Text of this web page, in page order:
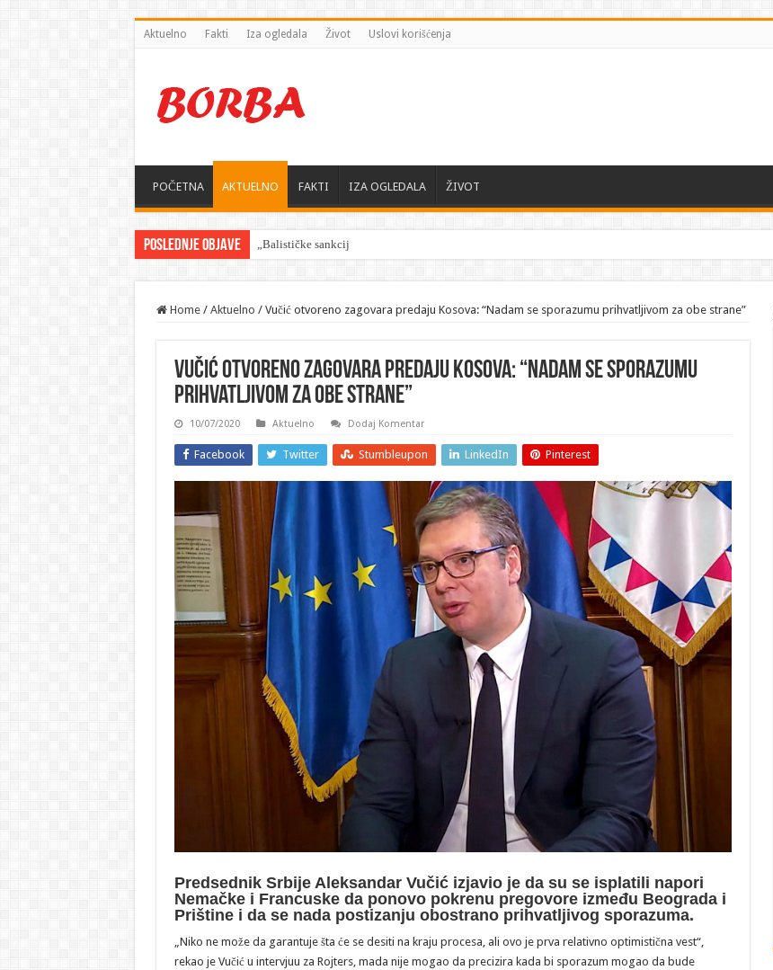
Aktuelno Fakti Iza ogledala Život Uslovi korišćenja
POČETNA AKTUELNO FAKTI IZA OGLEDALA ŽIVOT
Poslednje objave „Balističke sankcije“ — Zelenski zahteva od EU zaštiti Kij
Home / Aktuelno / Vučić otvoreno zagovara predaju Kosova: “Nadam se sporazumu prihvatljivom za obe strane”
Vučić otvoreno zagovara predaju Kosova: “Nadam se sporazumu
prihvatljivom za obe strane”
10/07/2020 Aktuelno Dodaj Komentar
Facebook Twitter Stumbleupon LinkedIn Pinterest
Predsednik Srbije Aleksandar Vučić izjavio je da su se isplatili napori
Nemačke i Francuske da ponovo pokrenu pregovore između Beograda i
Prištine i da se nada postizanju obostrano prihvatljivog sporazuma.
„Niko ne može da garantuje šta će se desiti na kraju procesa, ali ovo je prva relativno optimistična vest“,
rekao je Vučić u intervjuu za Rojters, mada nije mogao da precizira kada bi sporazum mogao da bude